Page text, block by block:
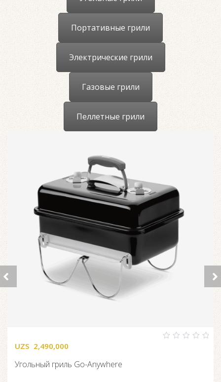
Портативные грили
Электрические грили
Газовые грили
Пеллетные грили
UZS 2,490,000
Угольный гриль Go-Anywhere